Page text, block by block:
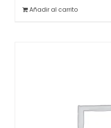
Añadir al carrito